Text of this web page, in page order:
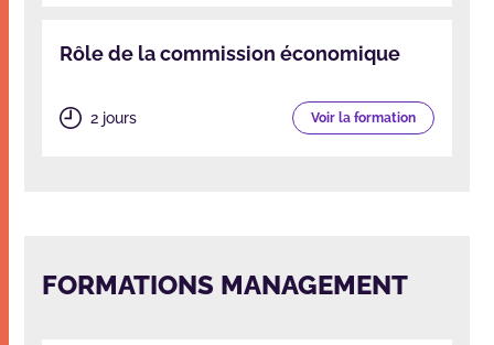
Rôle de la commission économique
2 jours Voir la formation
FORMATIONS MANAGEMENT